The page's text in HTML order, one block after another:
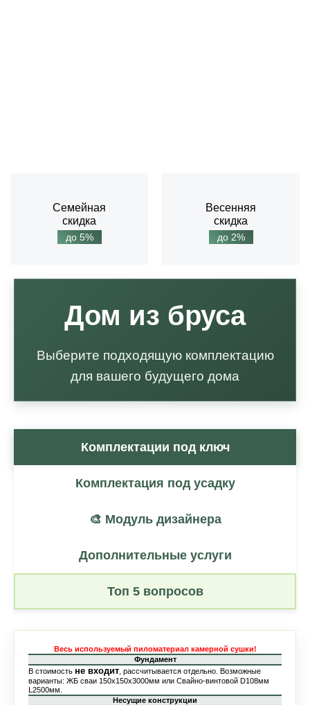
Семейная
скидка
до 5%
Весенняя
скидка
до 2%
Дом из бруса
Выберите подходящую комплектацию
для вашего будущего дома
Комплектации под ключ
Комплектация под усадку
🎨 Модуль дизайнера
Дополнительные услуги
Топ 5 вопросов
Весь используемый пиломатериал камерной сушки!
Фундамент
В стоимость не входит , рассчитывается отдельно. Возможные
варианты: ЖБ сваи 150х150х3000мм или Свайно-винтовой D108мм
L2500мм.
Несущие конструкции